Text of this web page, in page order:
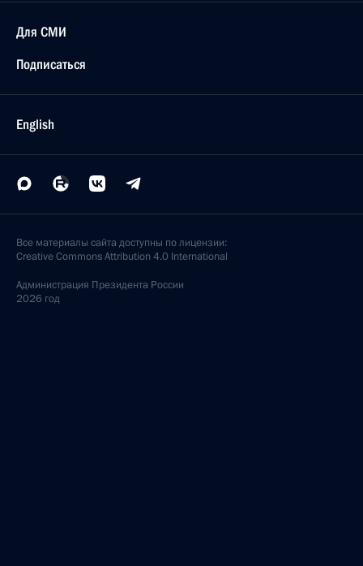
Для СМИ
Подписаться
English
Все материалы сайта доступны по лицензии:
Creative Commons Attribution 4.0 International
Администрация Президента России
2026 год